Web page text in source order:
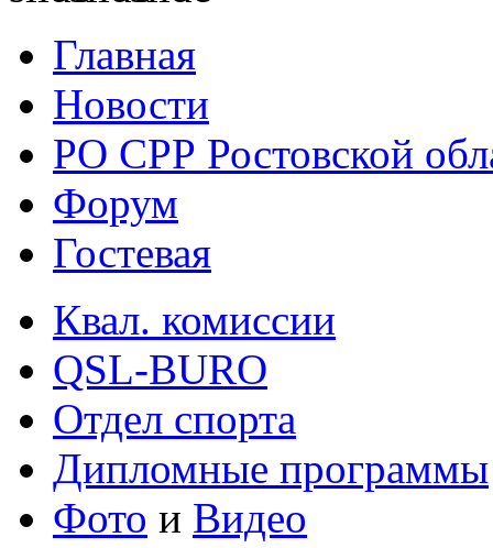
Главная
Новости
РО СРР Ростовской
Форум
Гостевая
Квал. комиссии
QSL-BURO
Отдел спорта
Дипломные программы
Фото и Видео